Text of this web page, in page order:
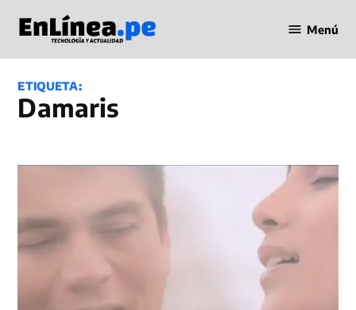
contenido
en Línea
Menú
ETIQUETA:
Damaris